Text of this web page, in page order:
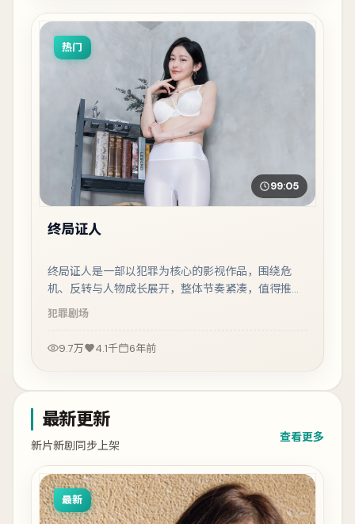
热门
99:05
终局证人
终局证人是一部以犯罪为核心的影视作品，围绕危
机、反转与人物成长展开，整体节奏紧凑，值得推荐
观看。
犯罪剧场
9.7万 4.1千 6年前
最新更新
新片新剧同步上架
查看更多
最新